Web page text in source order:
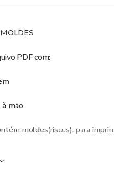
PDF com:
mão
moldes(riscos), para